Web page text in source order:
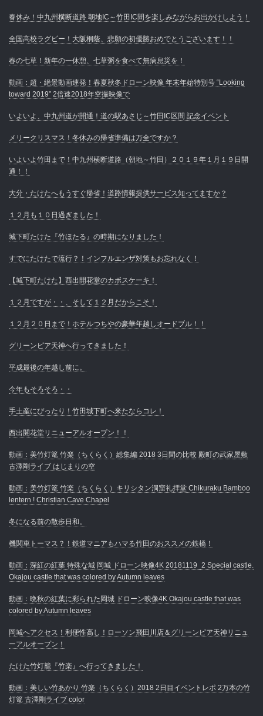
春休み！中九州横断道路 朝地IC～竹田IC間を楽しみながらお出かけしよう！
全国高校ラグビー！大阪桐蔭、悲願の初優勝おめでとうございます！！
春の七草！新年の一休憩、七草粥を食べて無病息災を！
動画：超・絶景動画連発！春夏秋冬ドローン映像 年末年始特別号 “Looking
toward 2019” 2倍速2018年空撮映像で
いよいよ、中九州道が開通！道の駅あさじ～竹田IC区間 記念イベント
メリークリスマス！冬休みの帰省準備は万全ですか？
いよいよ竹田まで！中九州横断道路（朝地～竹田）２０１９年１月１９日開
通！！
大分・たけたへもうすぐ帰省！道路情報提供サービス知ってますか？
１２月も１０日過ぎました！
城下町たけた『竹ほたる』の時期になりました！
すでにたけたで流行？！インフルエンザ対策もお忘れなく！
【城下町たけた】西出開花堂のカボスケーキ！
１２月ですが・・、そして１２月だからこそ！
１２月２０日まで！ホテルつちやの豪華年越しオードブル！！
グリーンピア天神へ行ってきました！
平成最後の年越し前に。
今年もそろそろ・・
手土産にぴったり！竹田城下町へ来たならコレ！
西出開花堂リニューアルオープン！！
動画：美竹灯篭 竹楽（ちくらく）総集編 2018 3日間の比較 殿町の武家屋敷
古澤剛ライブ はじまりの空
動画：美竹灯篭 竹楽（ちくらく）キリシタン洞窟礼拝堂 Chikuraku Bamboo
lentern ! Christian Cave Chapel
冬になる前の散歩日和。
機関車トーマス？！鉄道マニアもハマる竹田のおススメの鉄橋！
動画：深紅の紅葉 特殊な城 岡城 ドローン映像4K 20181119_2 Special castle.
Okajou castle that was colored by Autumn leaves
動画：晩秋の紅葉に彩られた岡城 ドローン映像4K Okajou castle that was
colored by Autumn leaves
岡城へアクセス！利便性高し！ローソン飛田川店＆グリーンピア天神リニュ
ーアルオープン！
たけた竹灯籠『竹楽』へ行ってきました！
動画：美しい竹あかり 竹楽（ちくらく）2018 2日目イベントレポ 2万本の竹
灯篭 古澤剛ライブ color